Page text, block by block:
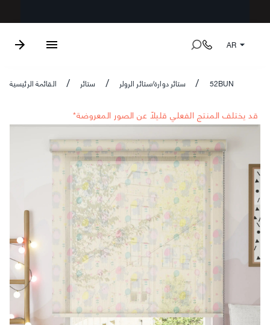
AR
القائمة الرئيسية / ستائر / ستائر دوارة/ستائر الرولر / 52BUN
*قد يختلف المنتج الفعلي قليلاً عن الصور المعروضة